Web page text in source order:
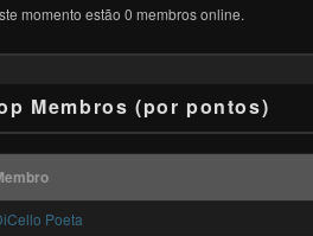
momento estão 0 membros online.
Membros (por pontos)
Poeta